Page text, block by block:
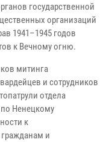
государственной
организаций
1941–1945 годов
к Вечному огню.
митинга
и сотрудников
отдела
Ненецкому
к
и